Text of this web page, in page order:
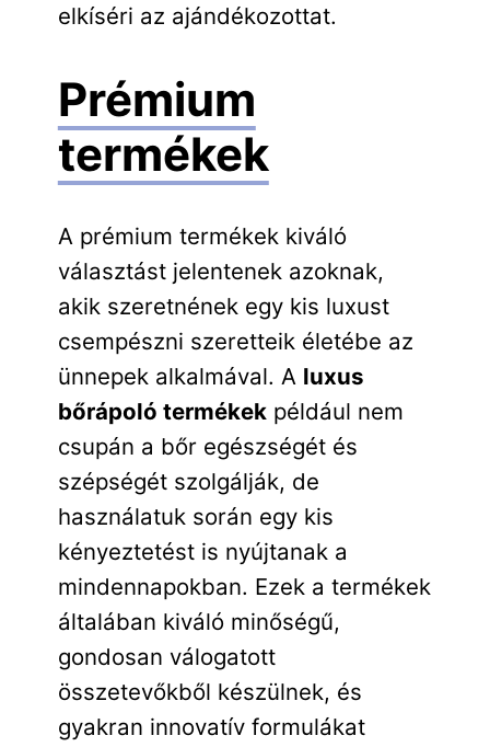
elkíséri az ajándékozottat.
Prémium
termékek
A prémium termékek kiváló
választást jelentenek azoknak,
akik szeretnének egy kis luxust
csempészni szeretteik életébe az
ünnepek alkalmával. A luxus
bőrápoló termékekpéldául nem
csupán a bőr egészségét és
szépségét szolgálják, de
használatuk során egy kis
kényeztetést is nyújtanak a
mindennapokban. Ezek a termékek
általában kiváló minőségű,
gondosan válogatott
összetevőkből készülnek, és
gyakran innovatív formulákat